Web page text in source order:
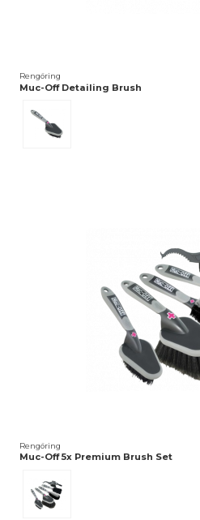
Rengöring
Muc-Off Detailing Brush
Rengöring
Muc-Off 5x Premium Brush Set
Svart